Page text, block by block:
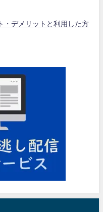
・デメリットと利用した方